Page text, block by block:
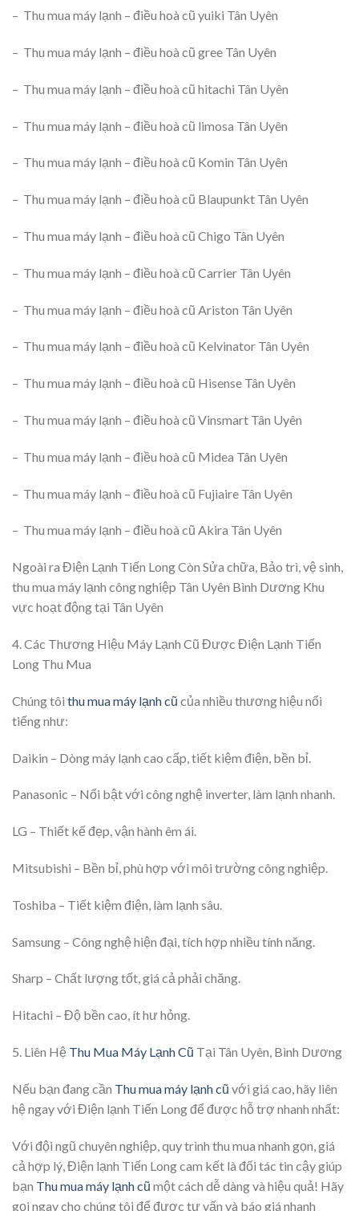
– Thu mua máy lạnh – điều hoà cũ yuiki Tân Uyên
– Thu mua máy lạnh – điều hoà cũ gree Tân Uyên
– Thu mua máy lạnh – điều hoà cũ hitachi Tân Uyên
– Thu mua máy lạnh – điều hoà cũ limosa Tân Uyên
– Thu mua máy lạnh – điều hoà cũ Komin Tân Uyên
– Thu mua máy lạnh – điều hoà cũ Blaupunkt Tân Uyên
– Thu mua máy lạnh – điều hoà cũ Chigo Tân Uyên
– Thu mua máy lạnh – điều hoà cũ Carrier Tân Uyên
– Thu mua máy lạnh – điều hoà cũ Ariston Tân Uyên
– Thu mua máy lạnh – điều hoà cũ Kelvinator Tân Uyên
– Thu mua máy lạnh – điều hoà cũ Hisense Tân Uyên
– Thu mua máy lạnh – điều hoà cũ Vinsmart Tân Uyên
– Thu mua máy lạnh – điều hoà cũ Midea Tân Uyên
– Thu mua máy lạnh – điều hoà cũ Fujiaire Tân Uyên
– Thu mua máy lạnh – điều hoà cũ Akira Tân Uyên
Ngoài ra Điện Lạnh Tiến Long Còn Sửa chữa, Bảo trì, vệ sinh,
thu mua máy lạnh công nghiệp Tân Uyên Bình Dương Khu
vực hoạt động tại Tân Uyên
4. Các Thương Hiệu Máy Lạnh Cũ Được Điện Lạnh Tiến
Long Thu Mua
Chúng tôi thu mua máy lạnh cũ của nhiều thương hiệu nổi
tiếng như:
Daikin – Dòng máy lạnh cao cấp, tiết kiệm điện, bền bỉ.
Panasonic – Nổi bật với công nghệ inverter, làm lạnh nhanh.
LG – Thiết kế đẹp, vận hành êm ái.
Mitsubishi – Bền bỉ, phù hợp với môi trường công nghiệp.
Toshiba – Tiết kiệm điện, làm lạnh sâu.
Samsung – Công nghệ hiện đại, tích hợp nhiều tính năng.
Sharp – Chất lượng tốt, giá cả phải chăng.
Hitachi – Độ bền cao, ít hư hỏng.
5. Liên Hệ Thu Mua Máy Lạnh Cũ Tại Tân Uyên, Bình Dương
Nếu bạn đang cần Thu mua máy lạnh cũ với giá cao, hãy liên
hệ ngay với Điện lạnh Tiến Long để được hỗ trợ nhanh nhất:
Với đội ngũ chuyên nghiệp, quy trình thu mua nhanh gọn, giá
cả hợp lý, Điện lạnh Tiến Long cam kết là đối tác tin cậy giúp
bạn Thu mua máy lạnh cũ một cách dễ dàng và hiệu quả! Hãy
gọi ngay cho chúng tôi để được tư vấn và báo giá nhanh